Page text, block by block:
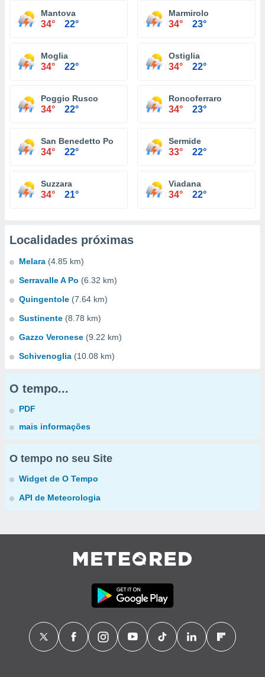
Mantova
34° 22°
Marmirolo
34° 23°
Moglia
34° 22°
Ostiglia
34° 22°
Poggio Rusco
34° 22°
Roncoferraro
34° 23°
San Benedetto Po
34° 22°
Sermide
33° 22°
Suzzara
34° 21°
Viadana
34° 22°
Localidades próximas
Melara (4.85 km)
Serravalle A Po (6.32 km)
Quingentole (7.64 km)
Sustinente (8.78 km)
Gazzo Veronese (9.22 km)
Schivenoglia (10.08 km)
O tempo...
PDF
mais informações
O tempo no seu Site
Widget de O Tempo
API de Meteorologia